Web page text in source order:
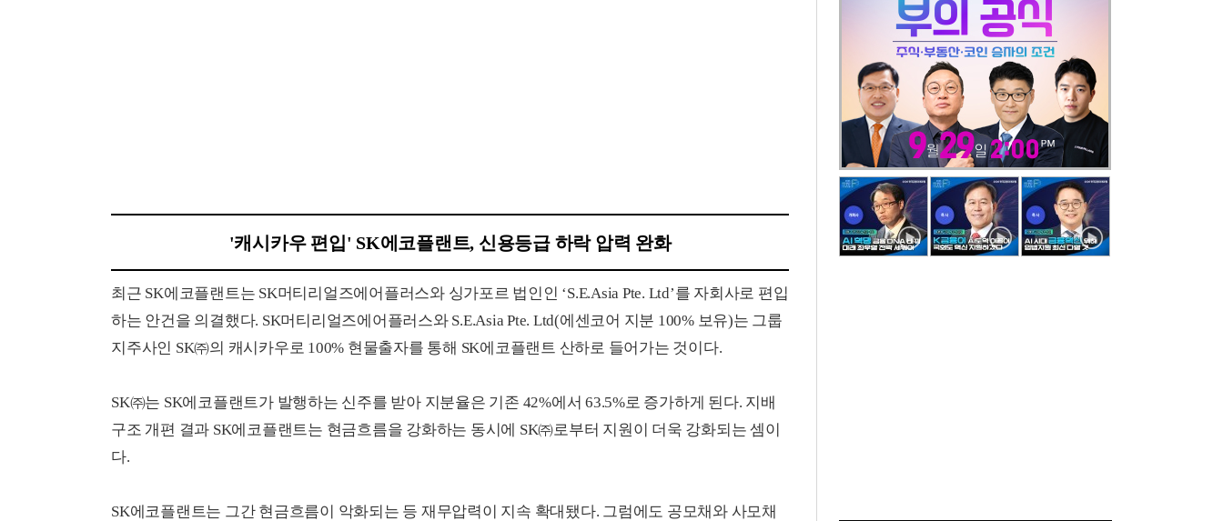
'캐시카우 편입' SK에코플랜트, 신용등급 하락 압력 완화
최근 SK에코플랜트는 SK머티리얼즈에어플러스와 싱가포르 법인인 ‘S.E.Asia Pte. Ltd’를 자회사로 편입
하는 안건을 의결했다. SK머티리얼즈에어플러스와 S.E.Asia Pte. Ltd(에센코어 지분 100% 보유)는 그룹
지주사인 SK㈜의 캐시카우로 100% 현물출자를 통해 SK에코플랜트 산하로 들어가는 것이다.
SK㈜는 SK에코플랜트가 발행하는 신주를 받아 지분율은 기존 42%에서 63.5%로 증가하게 된다. 지배
구조 개편 결과 SK에코플랜트는 현금흐름을 강화하는 동시에 SK㈜로부터 지원이 더욱 강화되는 셈이
다.
SK에코플랜트는 그간 현금흐름이 악화되는 등 재무압력이 지속 확대됐다. 그럼에도 공모채와 사모채